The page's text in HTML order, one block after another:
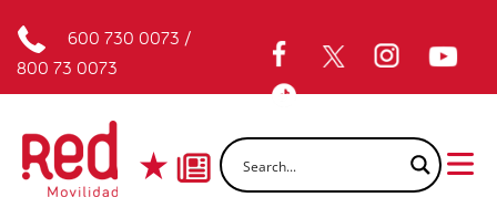
600 730 0073 /
800 73 0073